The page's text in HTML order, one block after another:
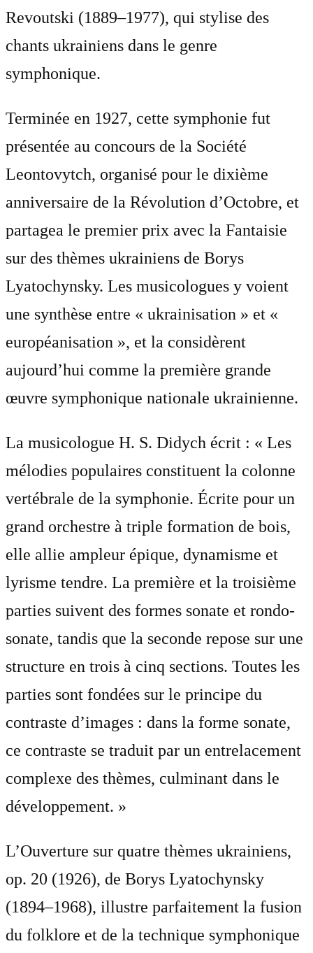
Revoutski (1889–1977), qui stylise des
chants ukrainiens dans le genre
symphonique.
Terminée en 1927, cette symphonie fut
présentée au concours de la Société
Leontovytch, organisé pour le dixième
anniversaire de la Révolution d’Octobre, et
partagea le premier prix avec la Fantaisie
sur des thèmes ukrainiens de Borys
Lyatochynsky. Les musicologues y voient
une synthèse entre « ukrainisation » et «
européanisation », et la considèrent
aujourd’hui comme la première grande
œuvre symphonique nationale ukrainienne.
La musicologue H. S. Didych écrit : « Les
mélodies populaires constituent la colonne
vertébrale de la symphonie. Écrite pour un
grand orchestre à triple formation de bois,
elle allie ampleur épique, dynamisme et
lyrisme tendre. La première et la troisième
parties suivent des formes sonate et rondo-
sonate, tandis que la seconde repose sur une
structure en trois à cinq sections. Toutes les
parties sont fondées sur le principe du
contraste d’images : dans la forme sonate,
ce contraste se traduit par un entrelacement
complexe des thèmes, culminant dans le
développement. »
L’Ouverture sur quatre thèmes ukrainiens,
op. 20 (1926), de Borys Lyatochynsky
(1894–1968), illustre parfaitement la fusion
du folklore et de la technique symphonique